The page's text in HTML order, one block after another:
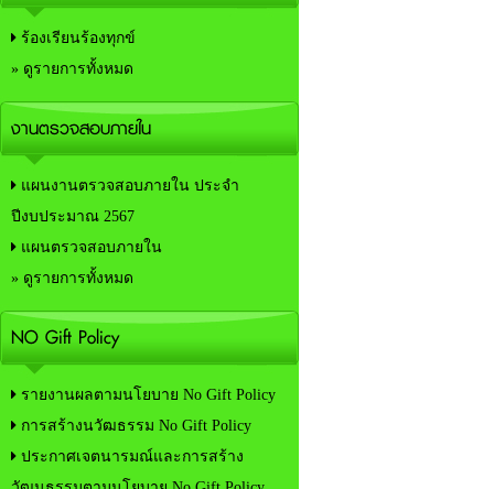
ร้องเรียนร้องทุกข์
» ดูรายการทั้งหมด
งานตรวจสอบภายใน
แผนงานตรวจสอบภายใน ประจำ
ปีงบประมาณ 2567
แผนตรวจสอบภายใน
» ดูรายการทั้งหมด
NO Gift Policy
รายงานผลตามนโยบาย No Gift Policy
การสร้างนวัฒธรรม No Gift Policy
ประกาศเจตนารมณ์และการสร้าง